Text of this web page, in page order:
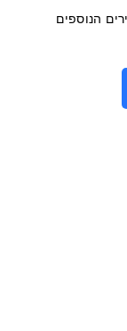
הנוספים